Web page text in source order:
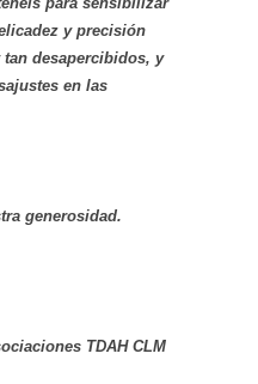
y precisión
tan desapercibidos, y
en las
generosidad.
TDAH CLM